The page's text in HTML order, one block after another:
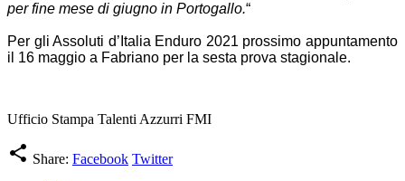
per fine mese di giugno in Portogallo.“
Per gli Assoluti d’Italia Enduro 2021 prossimo appuntamento
il 16 maggio a Fabriano per la sesta prova stagionale.
Ufficio Stampa Talenti Azzurri FMI
share Share: Facebook Twitter